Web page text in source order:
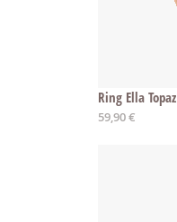
Ring Ella
Ab
59,90 €